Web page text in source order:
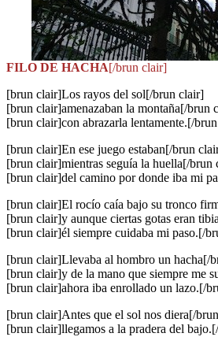
FILO DE HACHA[/brun clair]
[brun clair]Los rayos del sol[/brun clair]
[brun clair]amenazaban la montaña[/brun
[brun clair]con abrazarla lentamente.[/
[brun clair]En ese juego estaban[/brun
[brun clair]mientras seguía la huella[/brun
[brun clair]del camino por donde iba mi
[brun clair]El rocío caía bajo su tronco
[brun clair]y aunque ciertas gotas eran
[brun clair]él siempre cuidaba mi paso.[/
[brun clair]Llevaba al hombro un hacha[/
[brun clair]y de la mano que siempre me
[brun clair]ahora iba enrollado un lazo.[/
[brun clair]Antes que el sol nos diera[/
[brun clair]llegamos a la pradera del